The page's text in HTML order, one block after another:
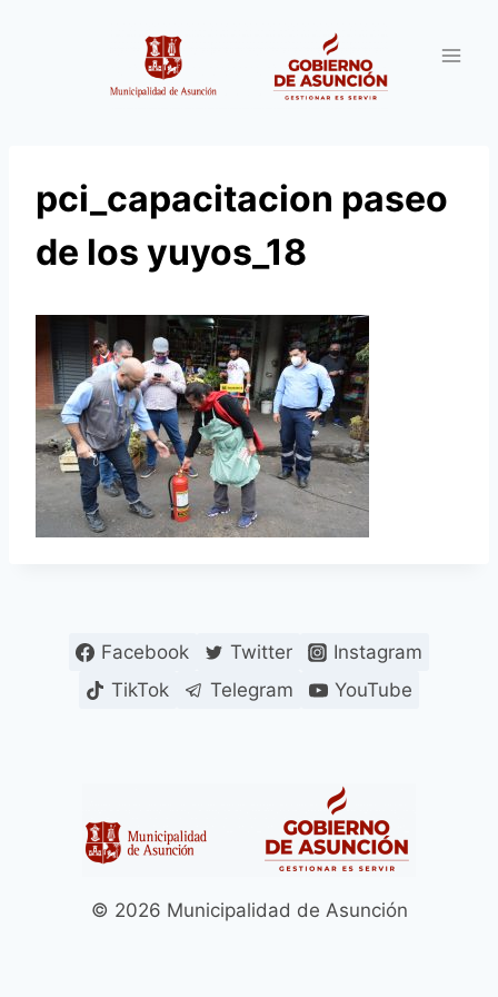
pci_capacitacion paseo
de los yuyos_18
Facebook Twitter
Instagram
TikTok
Telegram YouTube
© 2026 Municipalidad de Asunción